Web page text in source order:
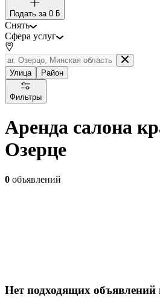
Подать за 0 ƃ
Снять
Сфера услуг
Улица Район
Фильтры
Аренда салона
Озерце
0 объявлений
Нет подходящих объявлений